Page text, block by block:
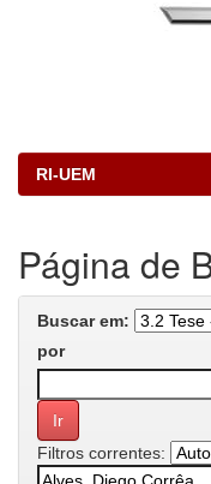
RI-UEM
Página de
Buscar em:
por
Filtros correntes: